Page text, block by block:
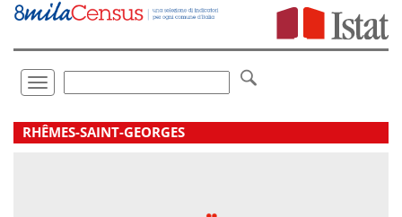
Vai
direttamente
Toggle
navigation
.
RHÊMES-SAINT-GEORGES